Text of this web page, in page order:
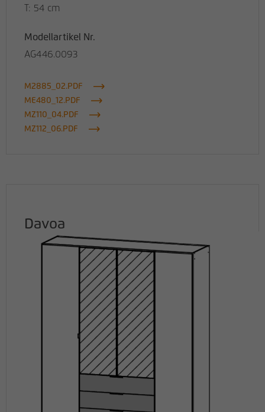
T: 54 cm
Modellartikel Nr.
AG446.0093
M2885_02.PDF
ME480_12.PDF
MZ110_04.PDF
MZ112_06.PDF
Davoa